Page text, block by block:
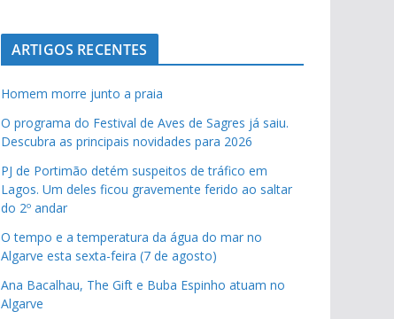
ARTIGOS RECENTES
Homem morre junto a praia
O programa do Festival de Aves de Sagres já saiu.
Descubra as principais novidades para 2026
PJ de Portimão detém suspeitos de tráfico em
Lagos. Um deles ficou gravemente ferido ao saltar
do 2º andar
O tempo e a temperatura da água do mar no
Algarve esta sexta-feira (7 de agosto)
Ana Bacalhau, The Gift e Buba Espinho atuam no
Algarve